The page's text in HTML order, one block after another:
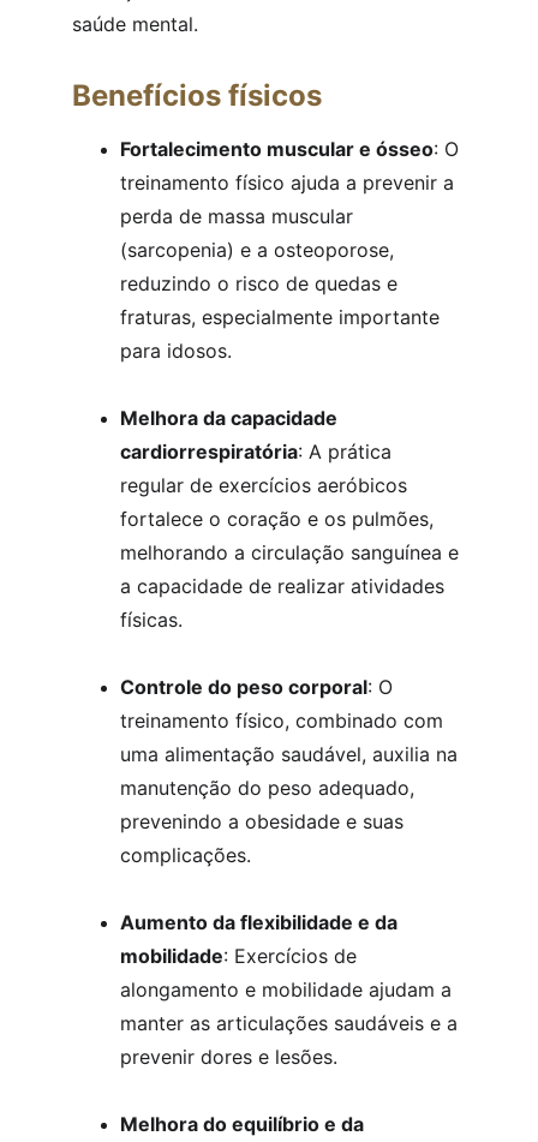
saúde mental.
Benefícios físicos
Fortalecimento muscular e ósseo: O
treinamento físico ajuda a prevenir a
perda de massa muscular
(sarcopenia) e a osteoporose,
reduzindo o risco de quedas e
fraturas, especialmente importante
para idosos.
Melhora da capacidade
cardiorrespiratória: A prática
regular de exercícios aeróbicos
fortalece o coração e os pulmões,
melhorando a circulação sanguínea e
a capacidade de realizar atividades
físicas.
Controle do peso corporal: O
treinamento físico, combinado com
uma alimentação saudável, auxilia na
manutenção do peso adequado,
prevenindo a obesidade e suas
complicações.
Aumento da flexibilidade e da
mobilidade: Exercícios de
alongamento e mobilidade ajudam a
manter as articulações saudáveis e a
prevenir dores e lesões.
Melhora do equilíbrio e da